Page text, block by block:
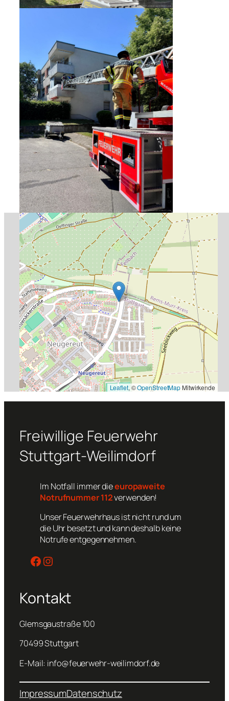
Leaflet, ©OpenStreetMap Mitwirkende
Freiwillige Feuerwehr
Stuttgart-Weilimdorf
Im Notfall immer dieeuropaweite
Notrufnummer 112verwenden!
Unser Feuerwehrhaus ist nicht rund um
die Uhr besetzt und kann deshalb keine
Notrufe entgegennehmen.
Facebook Instagram
Kontakt
Glemsgaustraße 100
70499 Stuttgart
E-Mail: info@feuerwehr-weilimdorf.de
ImpressumDatenschutz